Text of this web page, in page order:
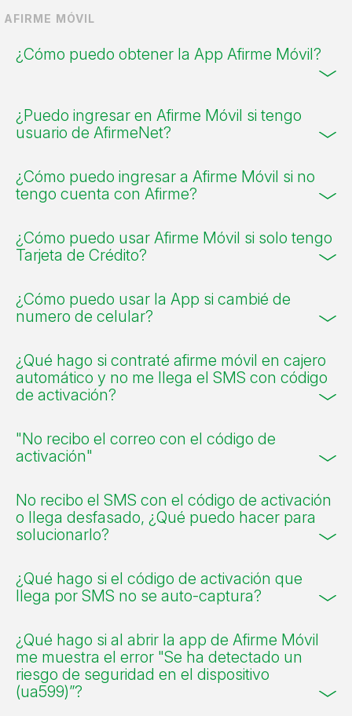
AFIRME MÓVIL
¿Cómo puedo obtener la App Afirme Móvil?
¿Puedo ingresar en Afirme Móvil si tengo
usuario de AfirmeNet?
¿Cómo puedo ingresar a Afirme Móvil si no
tengo cuenta con Afirme?
¿Cómo puedo usar Afirme Móvil si solo tengo
Tarjeta de Crédito?
¿Cómo puedo usar la App si cambié de
numero de celular?
¿Qué hago si contraté afirme móvil en cajero
automático y no me llega el SMS con código
de activación?
"No recibo el correo con el código de
activación"
No recibo el SMS con el código de activación
o llega desfasado, ¿Qué puedo hacer para
solucionarlo?
¿Qué hago si el código de activación que
llega por SMS no se auto-captura?
¿Qué hago si al abrir la app de Afirme Móvil
me muestra el error "Se ha detectado un
riesgo de seguridad en el dispositivo
(ua599)”?